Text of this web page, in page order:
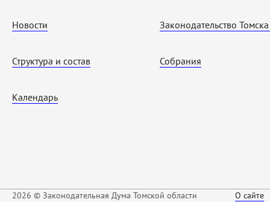
Новости
Структура и состав
Календарь
Законодательство
Собрания
2026 © Законодательная Дума Томской области
О сайте